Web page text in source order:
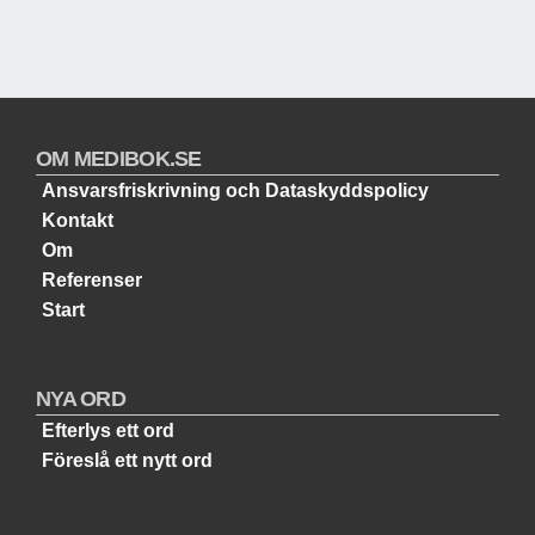
OM MEDIBOK.SE
Ansvarsfriskrivning och Dataskyddspolicy
Kontakt
Om
Referenser
Start
NYA ORD
Efterlys ett ord
Föreslå ett nytt ord